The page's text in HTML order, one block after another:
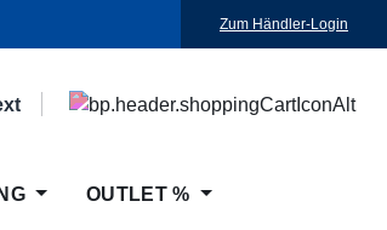
Zum Händler-Login
OUTLET %